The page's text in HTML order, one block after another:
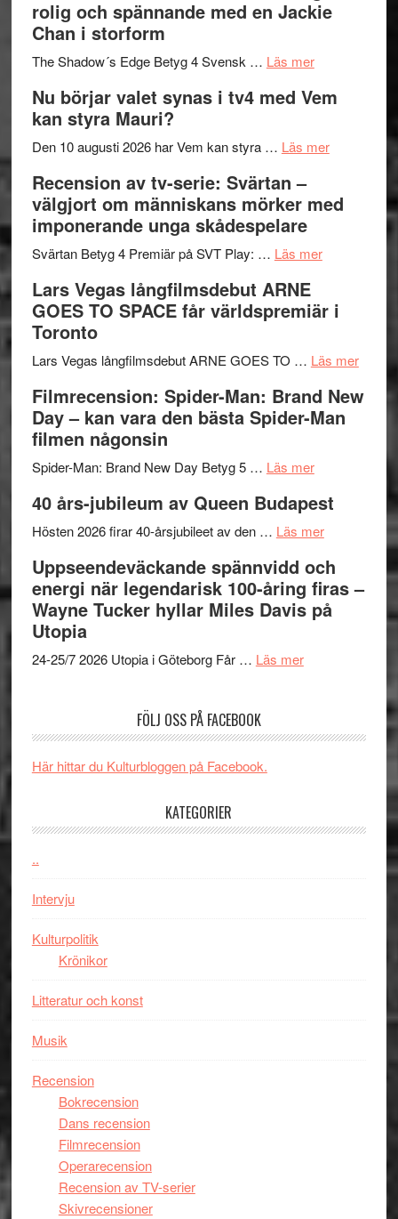
Pöntinen
Artipelag
in
samtal
teater
rolig och spännande med en Jackie
Chan i storform
The Shadow´s Edge Betyg 4 Svensk … Läs merom
The
´s
rolig
spännande
Jackie
i
Nu börjar valet synas i tv4 med Vem
kan styra Mauri?
Den 10 augusti 2026 har Vem kan styra … Läs merom
valet
Vem
styra
Recension av tv-serie: Svärtan –
välgjort om människans mörker med
imponerande unga skådespelare
Svärtan Betyg 4 Premiär på SVT Play: … Läs merom
tv-
Svärtan
välgjort
om
imponerande
unga
Lars Vegas långfilmsdebut ARNE
GOES TO SPACE får världspremiär i
Toronto
Lars Vegas långfilmsdebut ARNE GOES TO … Läs merom
Vegas
GOES
Filmrecension: Spider-Man: Brand New
Day – kan vara den bästa Spider-Man
filmen någonsin
Spider-Man: Brand New Day Betyg 5 … Läs merom
Spider-
Man:
New
Day
–
Man
40 års-jubileum av Queen Budapest
Hösten 2026 firar 40-årsjubileet av den … Läs merom
års-
jubileum
av
Uppseendeväckande spännvidd och
energi när legendarisk 100-åring firas –
Wayne Tucker hyllar Miles Davis på
Utopia
24-25/7 2026 Utopia i Göteborg Får … Läs merom
energi
åring
FÖLJ OSS PÅ FACEBOOK
Här hittar du Kulturbloggen på Facebook.
KATEGORIER
..
Intervju
Kulturpolitik
Krönikor
Litteratur och konst
Musik
Recension
Bokrecension
Dans recension
Filmrecension
Operarecension
Recension av TV-serier
Skivrecensioner